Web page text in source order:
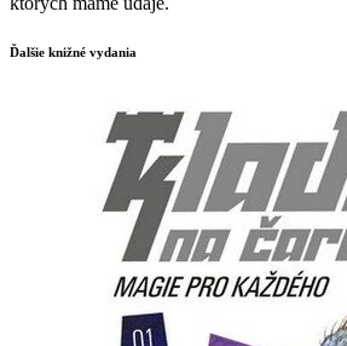
Ďalšie knižné vydania